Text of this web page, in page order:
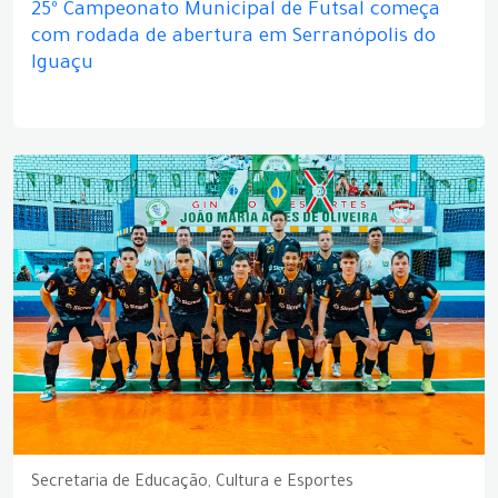
25º Campeonato Municipal de Futsal começa
com rodada de abertura em Serranópolis do
Iguaçu
Secretaria de Educação, Cultura e Esportes